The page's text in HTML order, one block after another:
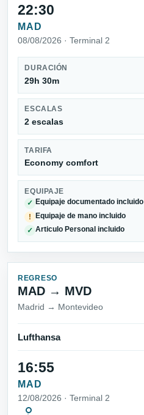
22:30
MAD
08/08/2026 · Terminal 2
DURACIÓN
29h 30m
ESCALAS
2 escalas
TARIFA
Economy comfort
EQUIPAJE
✓ Equipaje documentado incluido
! Equipaje de mano incluido
✓ Articulo Personal incluido
REGRESO
MAD → MVD
Madrid → Montevideo
Lufthansa
16:55
MAD
12/08/2026 · Terminal 2